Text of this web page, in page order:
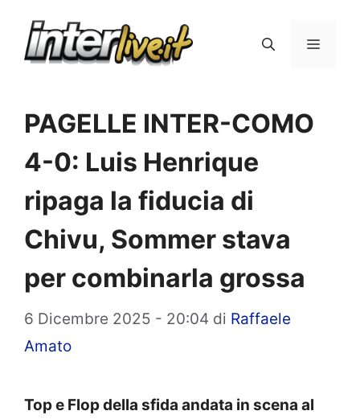
Menu
PAGELLE INTER-COMO
4-0: Luis Henrique
ripaga la fiducia di
Chivu, Sommer stava
per combinarla grossa
6 Dicembre 2025 - 20:04 di Raffaele
Amato
Top e Flop della sfida andata in scena al